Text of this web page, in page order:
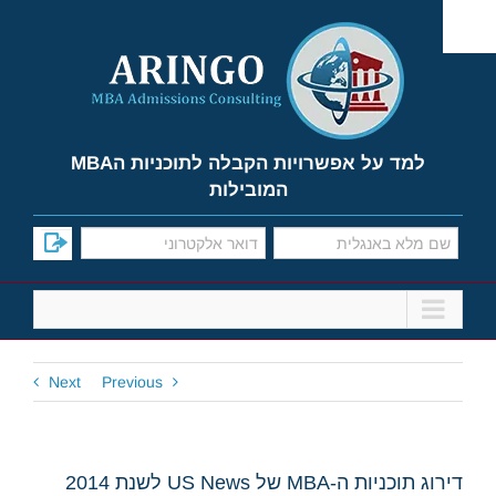
content
למד על אפשרויות הקבלה לתוכניות הMBA
המובילות
Previous
Next
דירוג תוכניות ה-MBA של US News לשנת 2014